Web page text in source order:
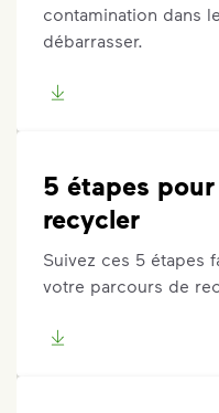
contamination dans
débarrasser.
5 étapes
recycler
Suivez ces 5 étapes
votre parcours de